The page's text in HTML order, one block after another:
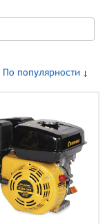
По популярности